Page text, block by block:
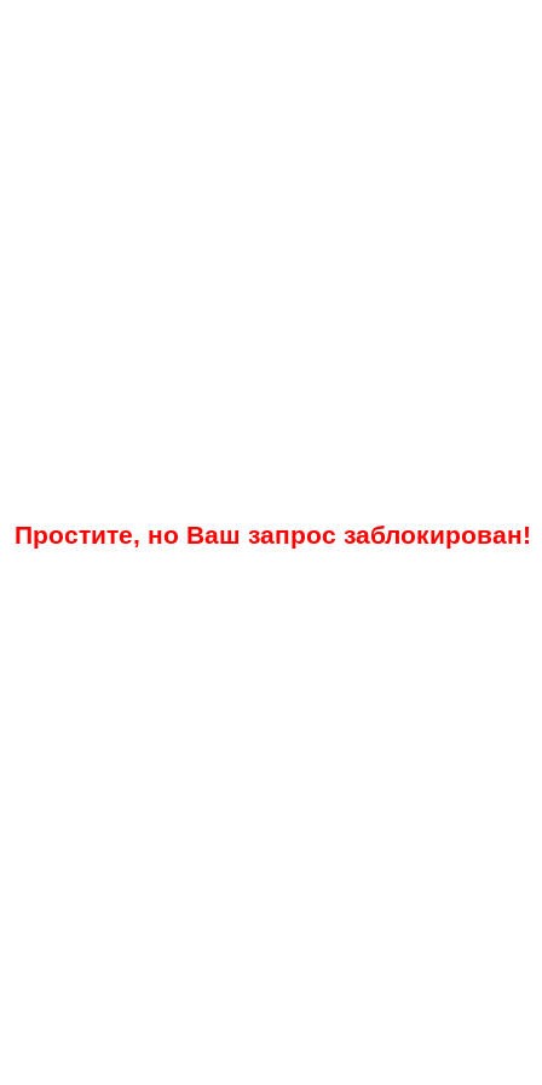
Простите, но Ваш запрос заблокирован!